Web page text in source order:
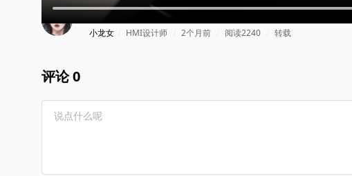
小米 YU7 GT 磁吸眼镜盒 SUV 2026
小龙女 HMI设计师 2个月前 阅读2240 转载
评论 0